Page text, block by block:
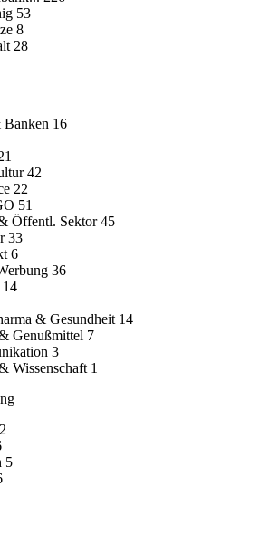
53
8
28
Banken 16
42
22
51
Öffentl. Sektor45
33
6
36
14
& Gesundheit 14
Genußmittel 7
3
Wissenschaft 1
5